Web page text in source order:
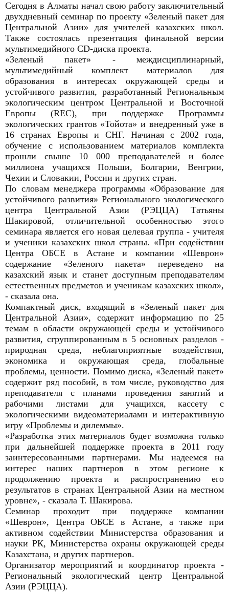
Сегодня в Алматы начал свою работу заключительный
двухдневный семинар по проекту «Зеленый пакет для
Центральной Азии» для учителей казахских школ.
Также состоялась презентация финальной версии
мультимедийного CD-диска проекта.
«Зеленый пакет» - междисциплинарный,
мультимедийный комплект материалов для
образования в интересах окружающей среды и
устойчивого развития, разработанный Региональным
экологическим центром Центральной и Восточной
Европы (REC), при поддержке Программы
экологических грантов «Тойота» и внедренный уже в
16 странах Европы и СНГ. Начиная с 2002 года,
обучение с использованием материалов комплекта
прошли свыше 10 000 преподавателей и более
миллиона учащихся Польши, Болгарии, Венгрии,
Чехии и Словакии, России и других стран.
По словам менеджера программы «Образование для
устойчивого развития» Регионального экологического
центра Центральной Азии (РЭЦЦА) Татьяны
Шакировой, отличительной особенностью этого
семинара является его новая целевая группа - учителя
и ученики казахских школ страны. «При содействии
Центра ОБСЕ в Астане и компании «Шеврон»
содержание «Зеленого пакета» переведено на
казахский язык и станет доступным преподавателям
естественных предметов и ученикам казахских школ»,
- сказала она.
Компактный диск, входящий в «Зеленый пакет для
Центральной Азии», содержит информацию по 25
темам в области окружающей среды и устойчивого
развития, сгруппированным в 5 основных разделов -
природная среда, неблагоприятные воздействия,
экономика и окружающая среда, глобальные
проблемы, ценности. Помимо диска, «Зеленый пакет»
содержит ряд пособий, в том числе, руководство для
преподавателя с планами проведения занятий и
рабочими листами для учащихся, кассету с
экологическими видеоматериалами и интерактивную
игру «Проблемы и дилеммы».
«Разработка этих материалов будет возможна только
при дальнейшей поддержке проекта в 2011 году
заинтересованными партнерами. Мы надеемся на
интерес наших партнеров в этом регионе к
продолжению проекта и распространению его
результатов в странах Центральной Азии на местном
уровне», - сказала Т. Шакирова.
Семинар проходит при поддержке компании
«Шеврон», Центра ОБСЕ в Астане, а также при
активном содействии Министерства образования и
науки РК, Министерства охраны окружающей среды
Казахстана, и других партнеров.
Организатор мероприятий и координатор проекта -
Региональный экологический центр Центральной
Азии (РЭЦЦА).